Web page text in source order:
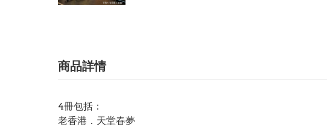
商品詳情
4冊包括：
老香港．天堂春夢